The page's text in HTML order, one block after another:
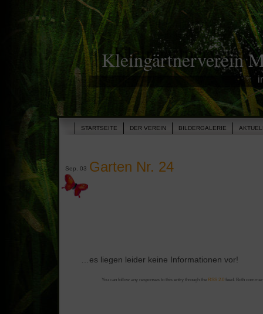
Kleingärtnerverein
STARTSEITE DER VEREIN BILDERGALERIE
Sep. 03 Garten Nr. 24
…es liegen leider keine Informationen vor!
You can follow any responses to this entry through the RSS 2.0 feed. Both